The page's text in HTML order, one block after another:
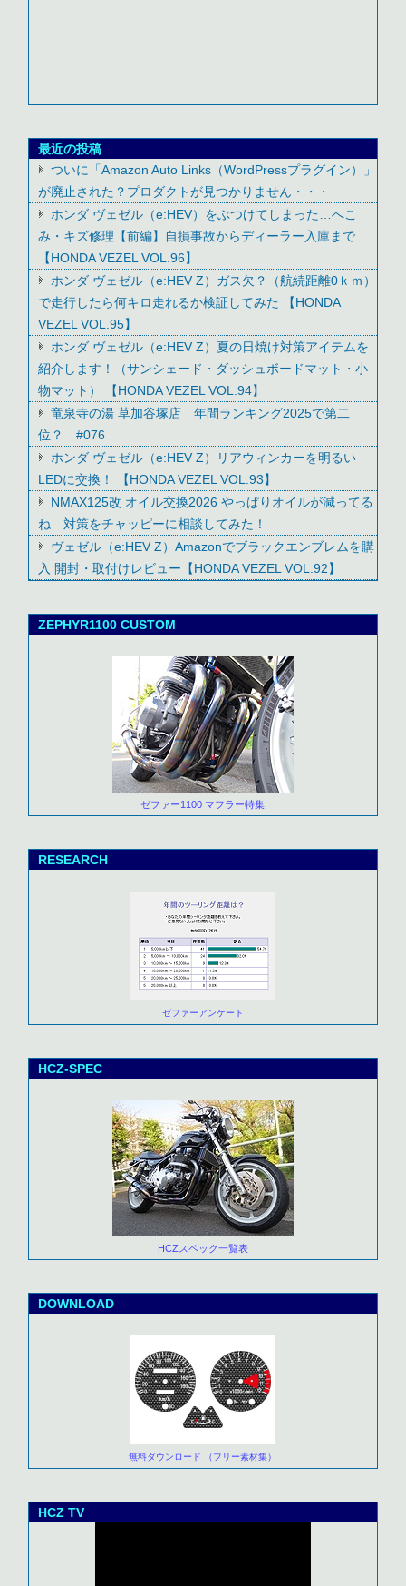
最近の投稿
ついに「Amazon Auto Links（WordPressプラグイン）」
が廃止された？プロダクトが見つかりません・・・
ホンダ ヴェゼル（e:HEV）をぶつけてしまった…へこ
み・キズ修理【前編】自損事故からディーラー入庫まで
【HONDA VEZEL VOL.96】
ホンダ ヴェゼル（e:HEV Z）ガス欠？（航続距離0ｋｍ）
で走行したら何キロ走れるか検証してみた 【HONDA
VEZEL VOL.95】
ホンダ ヴェゼル（e:HEV Z）夏の日焼け対策アイテムを
紹介します！（サンシェード・ダッシュボードマット・小
物マット） 【HONDA VEZEL VOL.94】
竜泉寺の湯 草加谷塚店 年間ランキング2025で第二
位？ #076
ホンダ ヴェゼル（e:HEV Z）リアウィンカーを明るい
LEDに交換！ 【HONDA VEZEL VOL.93】
NMAX125改 オイル交換2026 やっぱりオイルが減ってる
ね 対策をチャッピーに相談してみた！
ヴェゼル（e:HEV Z）Amazonでブラックエンブレムを購
入 開封・取付けレビュー【HONDA VEZEL VOL.92】
ZEPHYR1100 CUSTOM
ゼファー1100 マフラー特集
RESEARCH
ゼファーアンケート
HCZ-SPEC
HCZスペック一覧表
DOWNLOAD
無料ダウンロード （フリー素材集）
HCZ TV